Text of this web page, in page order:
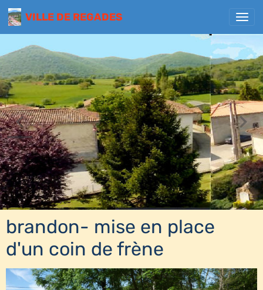
VILLE DE REGADES
brandon- mise en place
d'un coin de frène